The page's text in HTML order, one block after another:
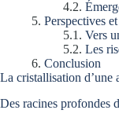
Perspectives
Vers
Les
Conclusion
La cristallisation d’une
Des racines profondes